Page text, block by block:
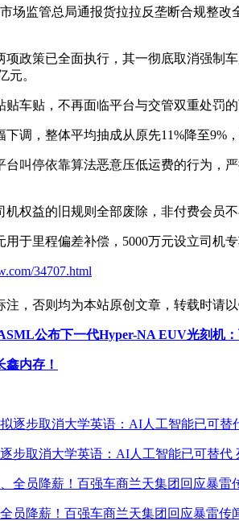
场监管总局通报货拉拉反垄断合规整
项政策已全面执行，其一彻底取消强制
元。
车贴，不再面临平台与交管双重处罚的
调，整体平均抽成从原先11%降至9%
台叫停依靠算法恶意压低运费的行为，
机权益的旧规则全部废除，非付费会员
用于里程偏差补偿，5000万元设立司机
34707.html
注，否则均为本站原创文章，转载时请
公布下一代Hyper-NA EUV光刻机
鑫内存！
步取消大学英语：AI人工智能已可替代
员降薪！百强车商兰天集团回应暴雷传